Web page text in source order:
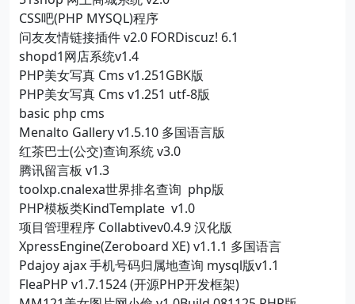
CSS吧(PHP MYSQL)程序
问友友情链接插件 v2.0 FORDiscuz! 6.1
shopd1网店系统v1.4
PHP美女写真 Cms v1.251GBK版
PHP美女写真 Cms v1.251 utf-8版
basic php cms
Menalto Gallery v1.5.10 多国语言版
红茶巴士(公交)查询系统 v3.0
腾讯留言板 v1.3
toolxp.cnalexa世界排名查询 php版
PHP模板类KindTemplate v1.0
项目管理程序 Collabtivev0.4.9 汉化版
XpressEngine(Zeroboard XE) v1.1.1 多国语言
Pdajoy ajax 手机号码归属地查询 mysql版v1.1
FleaPHP v1.7.1524 (开源PHP开发框架)